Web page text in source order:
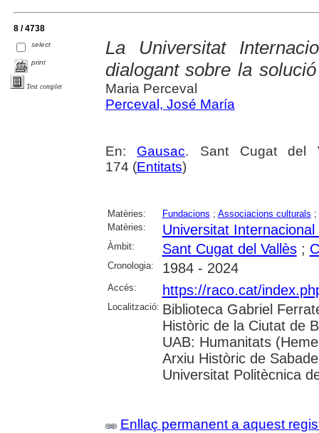
8 / 4738
select
print
Text complet
La Universitat
dialogant sobre la
Maria Perceval
Perceval, José María
En: Gausac. Sant Cugat del
174 (Entitats)
Matèries: Fundacions ; Associacions culturals ;
Matèries:
Universitat Internacional
Àmbit: Sant Cugat del Vallès;
Cronologia: 1984 - 2024
Accés: https://raco.cat/
Localització: Biblioteca Gabriel
Històric de la Ciutat de
UAB: Humanitats
Arxiu Històric de
Universitat Politècnica
Enllaç permanent a aquest